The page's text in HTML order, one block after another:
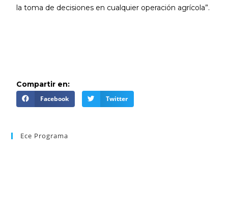
la toma de decisiones en cualquier operación agrícola”.
Compartir en:
Facebook Twitter
Ece Programa